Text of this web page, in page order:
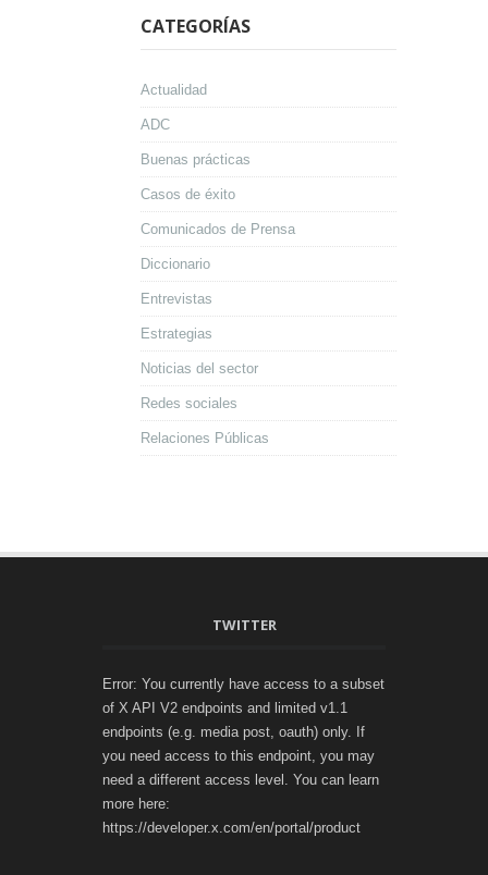
CATEGORÍAS
Actualidad
ADC
Buenas prácticas
Casos de éxito
Comunicados de Prensa
Diccionario
Entrevistas
Estrategias
Noticias del sector
Redes sociales
Relaciones Públicas
TWITTER
Error: You currently have access to a subset
of X API V2 endpoints and limited v1.1
endpoints (e.g. media post, oauth) only. If
you need access to this endpoint, you may
need a different access level. You can learn
more here:
https://developer.x.com/en/portal/product